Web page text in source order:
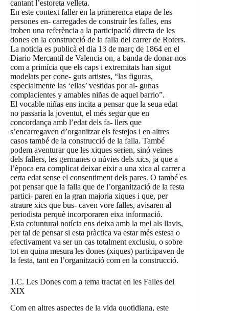
cantant l’estoreta velleta.
En este context faller en la primerenca etapa de les
persones en- carregades de construir les falles, ens
troben una referència a la participació directa de les
dones en la construcció de la falla del carrer de Roters.
La noticia es publicà el dia 13 de març de 1864 en el
Diario Mercantil de Valencia on, a banda de donar-nos
com a primícia que els caps i extremitats han sigut
modelats per cone- guts artistes, “las figuras,
especialmente las ‘ellas’ vestidas por al- gunas
complacientes y amables niñas de aquel barrio”.
El vocable niñas ens incita a pensar que la seua edat
no passaria la joventut, el més segur que en
concordança amb l’edat dels fa- llers que
s’encarregaven d’organitzar els festejos i en altres
casos també de la construcció de la falla. També
podem aventurar que les xiques serien, sinó veïnes
dels fallers, les germanes o núvies dels xics, ja que a
l’època era complicat deixar eixir a una xica al carrer a
certa edat sense el consentiment dels pares. O també es
pot pensar que la falla que de l’organització de la festa
partici- paren en la gran majoria xiques i que, per
atraure xics que bus- caven vore falles, avisaren al
periodista perquè incorporaren eixa informació.
Esta coiuntural notícia ens deixa amb la mel als llavis,
per tal de pensar si esta pràctica va estar més estesa o
efectivament va ser un cas totalment exclusiu, o sobre
tot en quina mesura les dones (xiques) participaven de
la festa, tant en l’organització com en la construcció.
1.C. Les Dones com a tema tractat en les Falles del
XIX
Com en altres aspectes de la vida quotidiana, este